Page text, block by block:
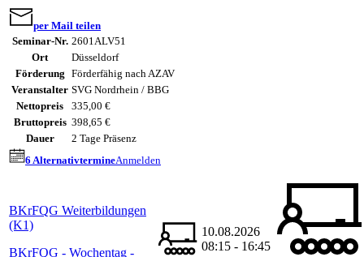
per Mail teilen
Seminar-Nr. 2601ALV51
Ort
Düsseldorf
Förderung Förderfähig nach AZAV
Veranstalter SVG Nordrhein / BBG
Nettopreis
335,00 €
Bruttopreis 398,65 €
Dauer
2 Tage Präsenz
6 AlternativtermineAnmelden
BKrFQG Weiterbildungen
(K1)
BKrFQG - Wochentag -
10.08.2026
08:15 - 16:45